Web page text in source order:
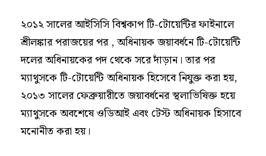
২০১২ সালের আইসিসি বিশ্বকাপ টি-টোয়েন্টির ফাইনালে
শ্রীলঙ্কার পরাজয়ের পর , অধিনায়ক জয়াবর্ধনে টি-টোয়েন্টি
দলের অধিনায়কের পদ থেকে সরে দাঁড়ান। তার পর
ম্যাথুসকে টি-টোয়েন্টি অধিনায়ক হিসেবে নিযুক্ত করা হয়,
২০১৩ সালের ফেব্রুয়ারীতে জয়াবর্ধনের স্থলাভিষিক্ত হয়ে
ম্যাথুসকে অবশেষে ওডিআই এবং টেস্ট অধিনায়ক হিসাবে
মনোনীত করা হয়।